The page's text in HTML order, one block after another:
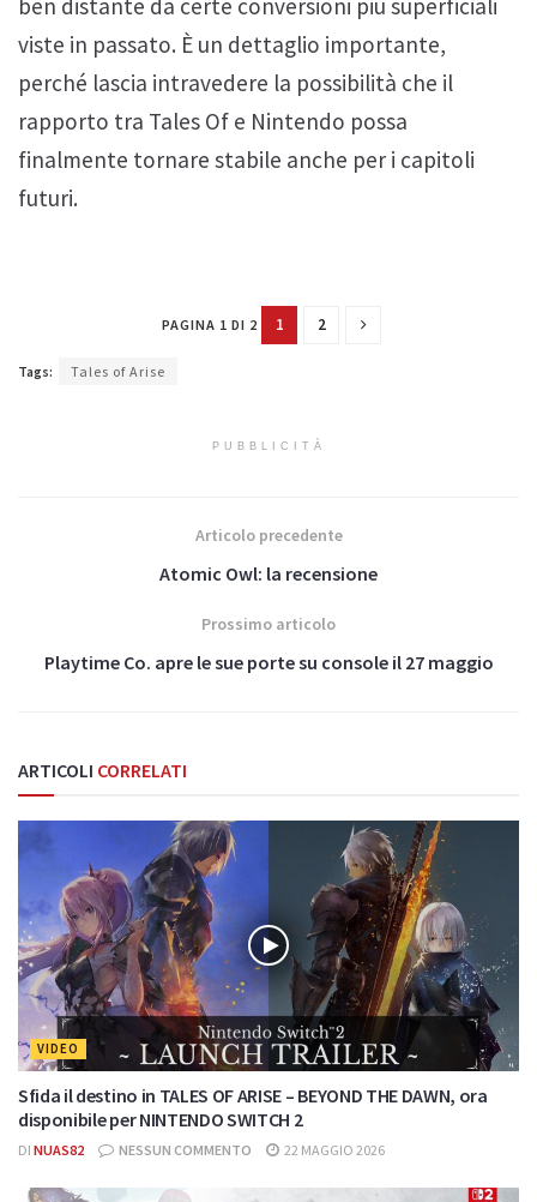
ben distante da certe conversioni più superficiali
viste in passato. È un dettaglio importante,
perché lascia intravedere la possibilità che il
rapporto tra Tales Of e Nintendo possa
finalmente tornare stabile anche per i capitoli
futuri.
PAGINA 1 DI 2 1 2
Tags: Tales of Arise
PUBBLICITÀ
Articolo precedente
Atomic Owl: la recensione
Prossimo articolo
Playtime Co. apre le sue porte su console il 27 maggio
ARTICOLI CORRELATI
VIDEO
Sfida il destino in TALES OF ARISE – BEYOND THE DAWN, ora
disponibile per NINTENDO SWITCH 2
DI NUAS82 NESSUN COMMENTO 22 MAGGIO 2026